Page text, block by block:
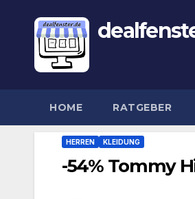
HOME RATGEBER
HERREN KLEIDUNG
-54% Tommy